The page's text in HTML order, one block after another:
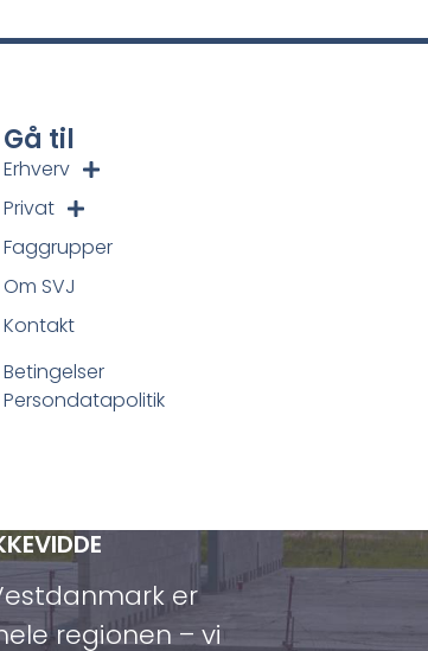
Gå til
Erhverv
Privat
Faggrupper
Om SVJ
Kontakt
Betingelser
Persondatapolitik
er
regionen – vi